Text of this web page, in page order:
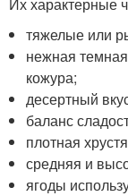
тяжелые или
нежная
кожура;
десертный
баланс
плотная
средняя и
ягоды